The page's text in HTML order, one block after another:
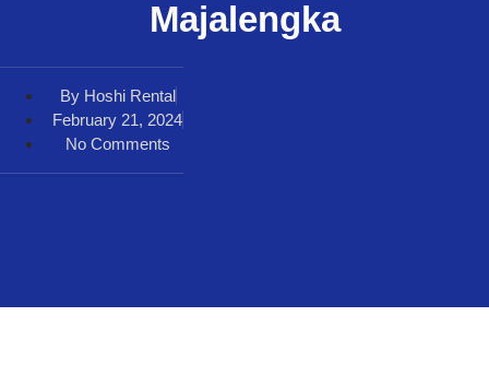
Majalengka
ByHoshi Rental
February 21, 2024
No Comments